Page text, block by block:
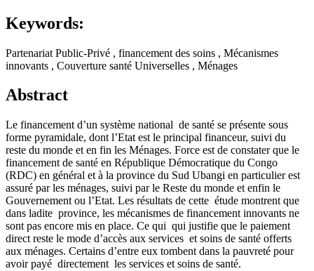
Keywords:
Partenariat Public-Privé , financement des soins , Mécanismes
innovants , Couverture santé Universelles , Ménages
Abstract
Le financement d’un système national de santé se présente sous
forme pyramidale, dont l’Etat est le principal financeur, suivi du
reste du monde et en fin les Ménages. Force est de constater que le
financement de santé en République Démocratique du Congo
(RDC) en général et à la province du Sud Ubangi en particulier est
assuré par les ménages, suivi par le Reste du monde et enfin le
Gouvernement ou l’Etat. Les résultats de cette étude montrent que
dans ladite province, les mécanismes de financement innovants ne
sont pas encore mis en place. Ce qui qui justifie que le paiement
direct reste le mode d’accès aux services et soins de santé offerts
aux ménages. Certains d’entre eux tombent dans la pauvreté pour
avoir payé directement les services et soins de santé.